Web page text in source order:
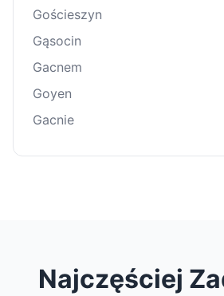
Gościeszyn
Gąsocin
Gacnem
Goyen
Gacnie
Najczęściej